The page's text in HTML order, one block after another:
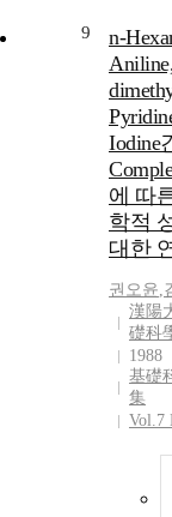
9
n-
Iodine
에 따
학적
대한
권오윤,
漢陽
礎科
1988
基礎
集
Vol.7